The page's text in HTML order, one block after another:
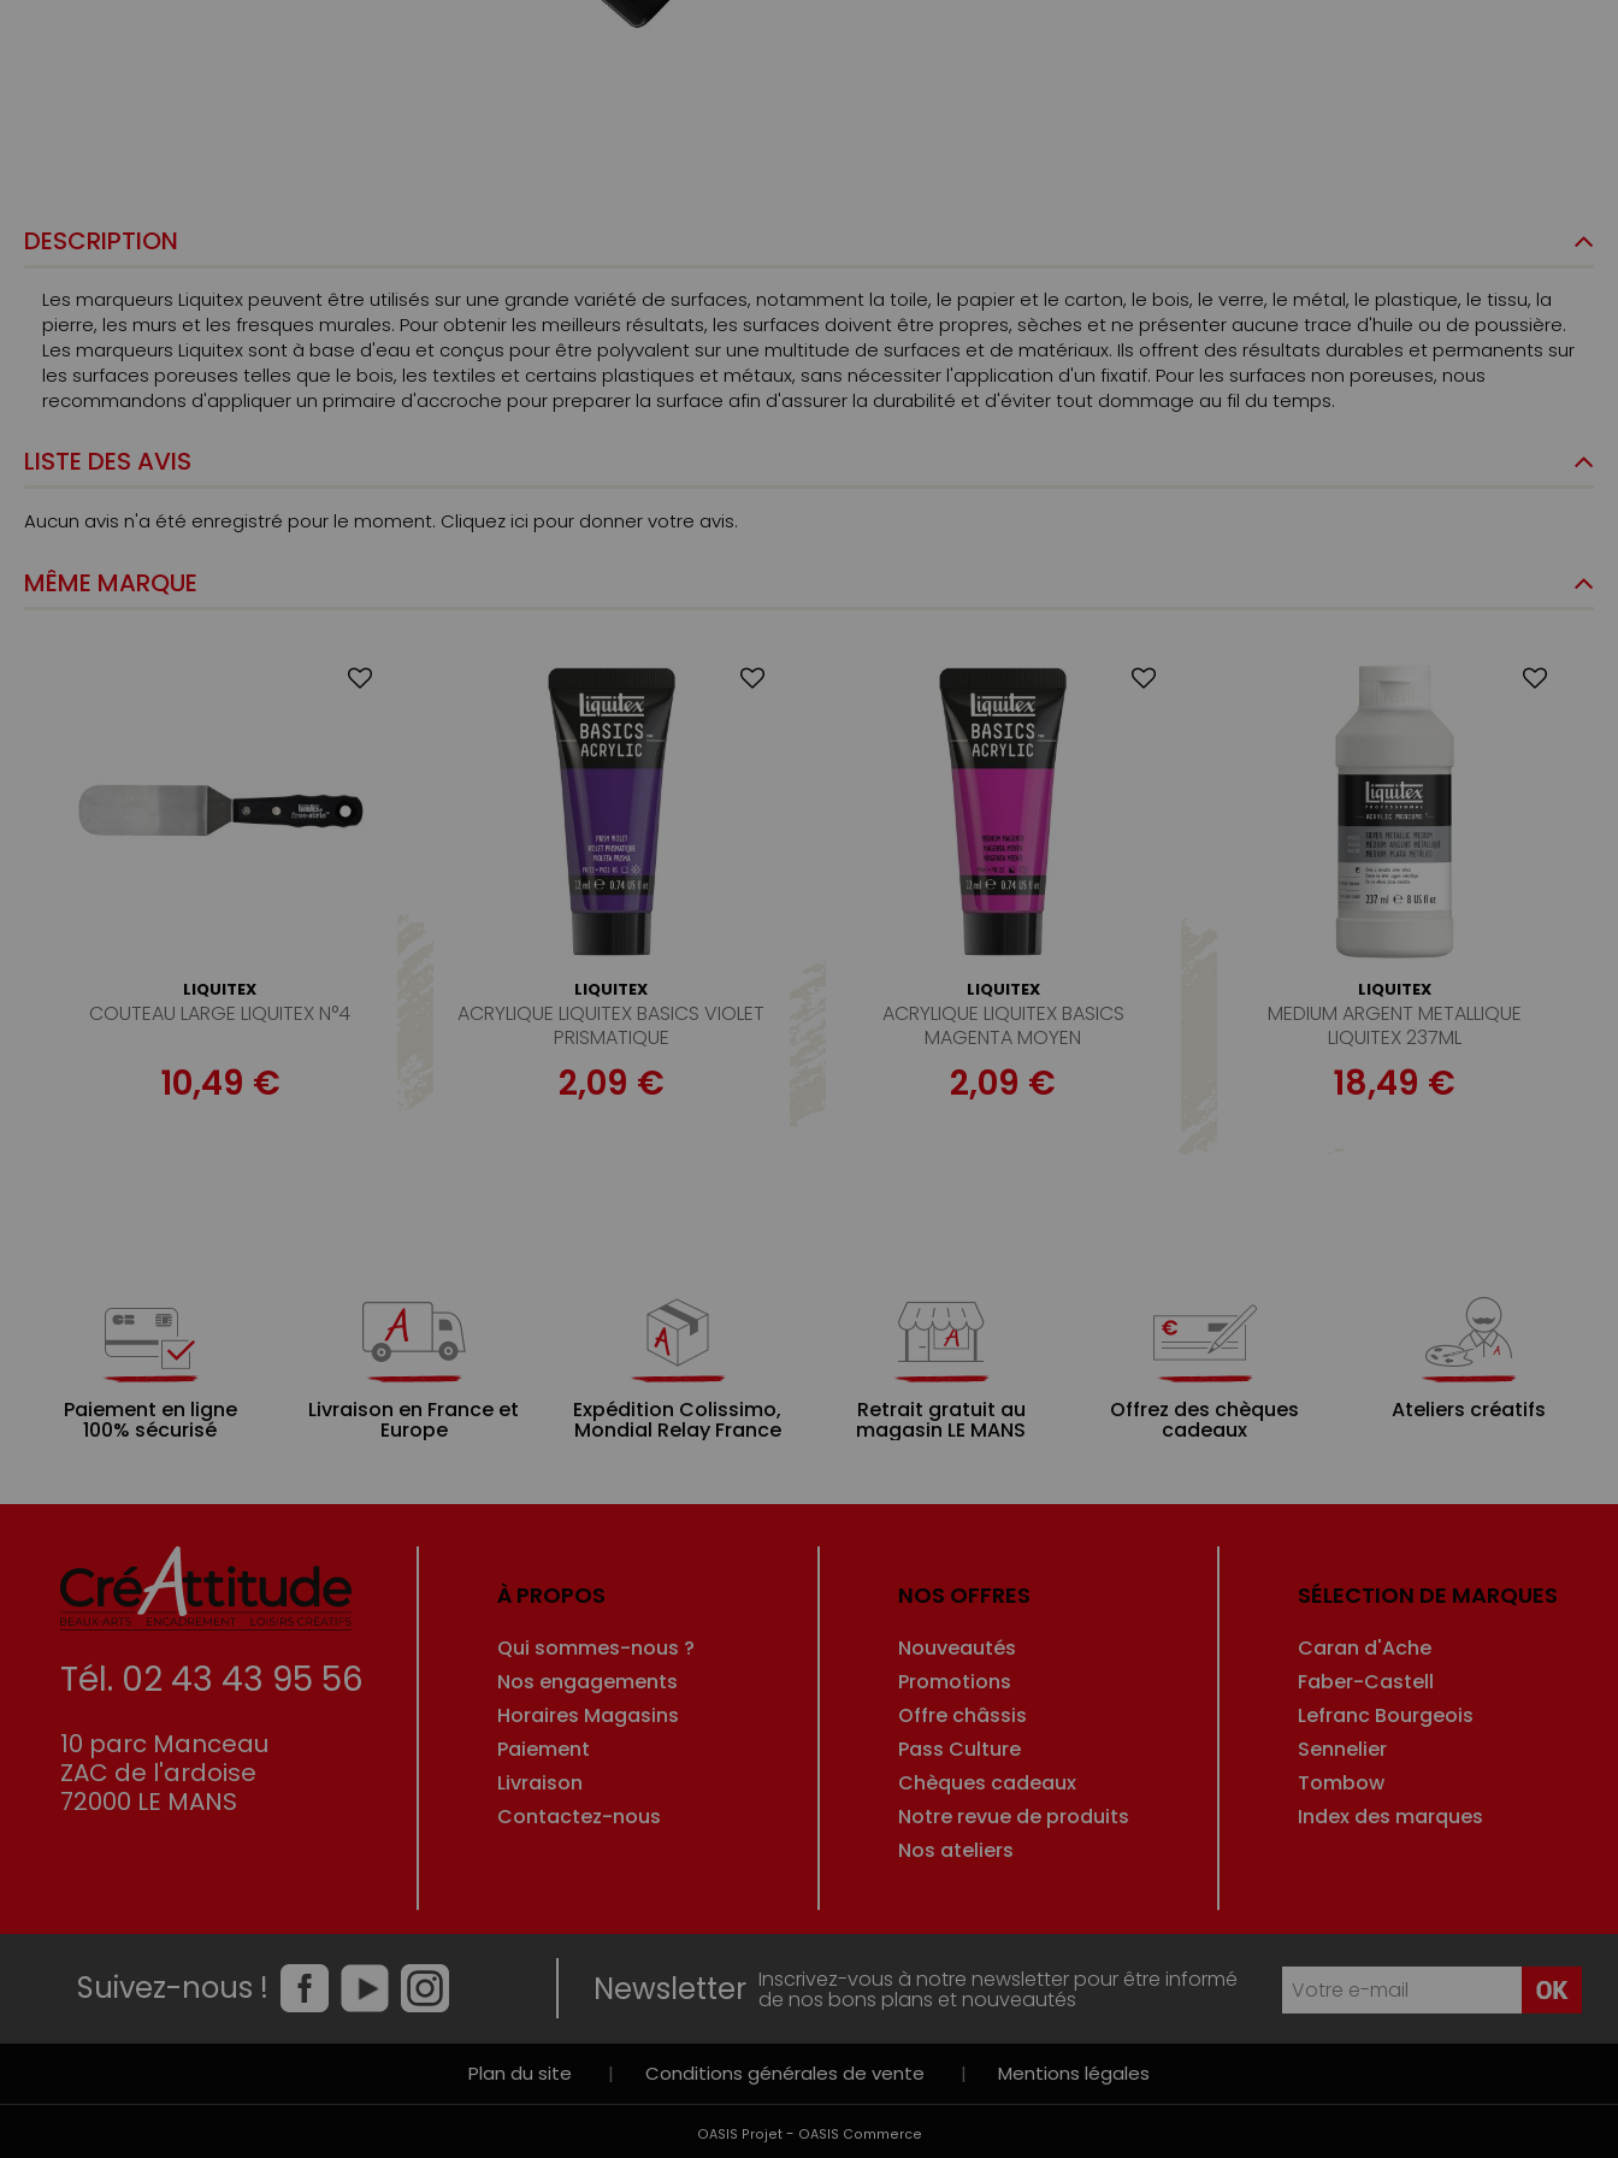
DESCRIPTION
Les marqueurs Liquitex peuvent être utilisés sur une grande variété de surfaces, notamment la toile, le papier et le carton, le bois, le verre, le métal, le plastique, le tissu, la
pierre, les murs et les fresques murales. Pour obtenir les meilleurs résultats, les surfaces doivent être propres, sèches et ne présenter aucune trace d'huile ou de poussière.
Les marqueurs Liquitex sont à base d'eau et conçus pour être polyvalent sur une multitude de surfaces et de matériaux. Ils offrent des résultats durables et permanents sur
les surfaces poreuses telles que le bois, les textiles et certains plastiques et métaux, sans nécessiter l'application d'un fixatif. Pour les surfaces non poreuses, nous
recommandons d'appliquer un primaire d'accroche pour preparer la surface afin d'assurer la durabilité et d'éviter tout dommage au fil du temps.
LISTE DES AVIS
Aucun avis n'a été enregistré pour le moment. Cliquez ici pour donner votre avis.
MÊME MARQUE
LIQUITEX
COUTEAU LARGE LIQUITEX N°4
10,49 €
LIQUITEX
ACRYLIQUE LIQUITEX BASICS VIOLET
PRISMATIQUE
2,09 €
LIQUITEX
ACRYLIQUE LIQUITEX BASICS
MAGENTA MOYEN
2,09 €
LIQUITEX
MEDIUM ARGENT METALLIQUE
LIQUITEX 237ML
18,49 €
Paiement en ligne
100% sécurisé
Livraison en France et
Europe
Expédition Colissimo,
Mondial Relay France
Retrait gratuit au
magasin LE MANS
Offrez des chèques
cadeaux
Ateliers créatifs
Tél. 02 43 43 95 56
10 parc Manceau
ZAC de l'ardoise
72000 LE MANS
À PROPOS
Qui sommes-nous ?
Nos engagements
Horaires Magasins
Paiement
Livraison
Contactez-nous
NOS OFFRES
Nouveautés
Promotions
Offre châssis
Pass Culture
Chèques cadeaux
Notre revue de produits
Nos ateliers
SÉLECTION DE MARQUES
Caran d'Ache
Faber-Castell
Lefranc Bourgeois
Sennelier
Tombow
Index des marques
Suivez-nous ! Newsletter Inscrivez-vous à notre newsletter pour être informé
de nos bons plans et nouveautés
Plan du site | Conditions générales de vente | Mentions légales
OASIS Projet- OASIS Commerce